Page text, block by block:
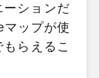
ションだ
マップが使
らえるこ